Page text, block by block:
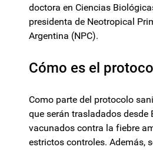
doctora en Ciencias
presidenta de Neotropical
Argentina (NPC).
Cómo es el
Como parte del protocolo
que serán trasladados desde
vacunados contra la fiebre
estrictos controles. Además,